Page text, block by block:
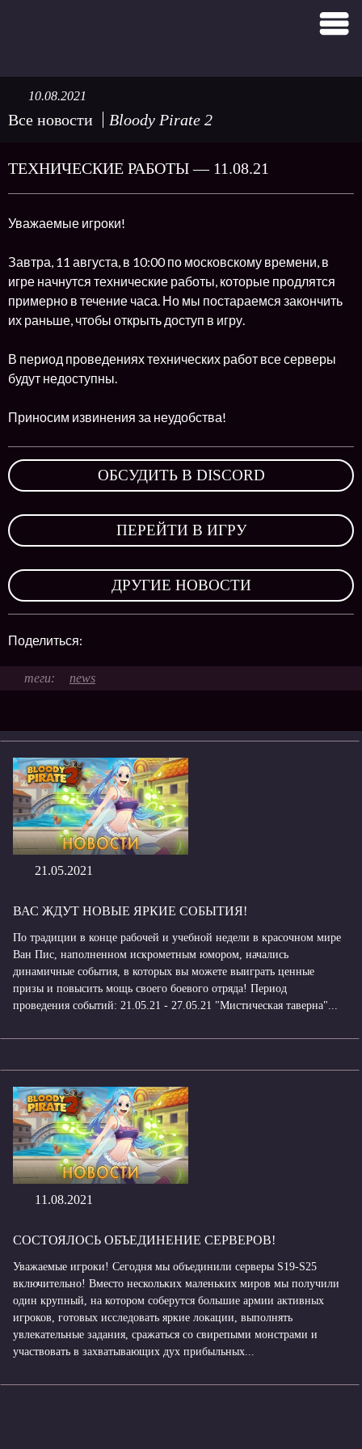
Все новости Bloody Pirate 2
10.08.2021
ТЕХНИЧЕСКИЕ РАБОТЫ — 11.08.21
Уважаемые игроки!
Завтра, 11 августа, в 10:00 по московскому времени, в
игре начнутся технические работы, которые продлятся
примерно в течение часа. Но мы постараемся закончить
их раньше, чтобы открыть доступ в игру.
В период проведениях технических работ все серверы
будут недоступны.
Приносим извинения за неудобства!
ОБСУДИТЬ В DISCORD
ПЕРЕЙТИ В ИГРУ
ДРУГИЕ НОВОСТИ
Поделиться:
news
21.05.2021
ВАС ЖДУТ НОВЫЕ ЯРКИЕ СОБЫТИЯ!
По традиции в конце рабочей и учебной недели в красочном мире
Ван Пис, наполненном искрометным юмором, начались
динамичные события, в которых вы можете выиграть ценные
призы и повысить мощь своего боевого отряда! Период
проведения событий: 21.05.21 - 27.05.21 "Мистическая таверна"...
11.08.2021
СОСТОЯЛОСЬ ОБЪЕДИНЕНИЕ СЕРВЕРОВ!
Уважаемые игроки! Сегодня мы объединили серверы S19-S25
включительно! Вместо нескольких маленьких миров мы получили
один крупный, на котором соберутся большие армии активных
игроков, готовых исследовать яркие локации, выполнять
увлекательные задания, сражаться со свирепыми монстрами и
участвовать в захватывающих дух прибыльных...